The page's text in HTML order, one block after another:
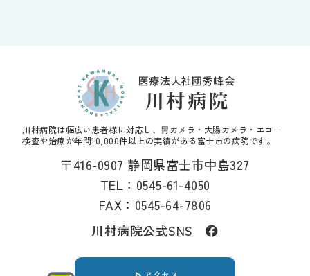
川村病院は幅広い患者様に対応し、胃カメラ・大腸カメラ・エコー
検査や治療が年間10,000件以上の実績がある富士市の病院です。
〒416-0907 静岡県富士市中島327
TEL： 0545-61-4050
FAX：0545-64-7806
川村病院公式SNS